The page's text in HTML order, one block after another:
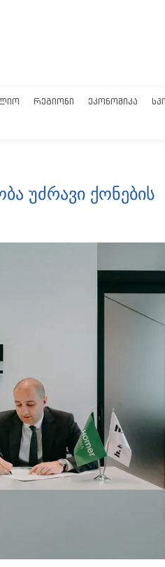
ᲠᲔᲒᲘᲝᲜᲘ ᲔᲙᲝᲜᲝᲛᲘᲙᲐ
უძრავი ქონების